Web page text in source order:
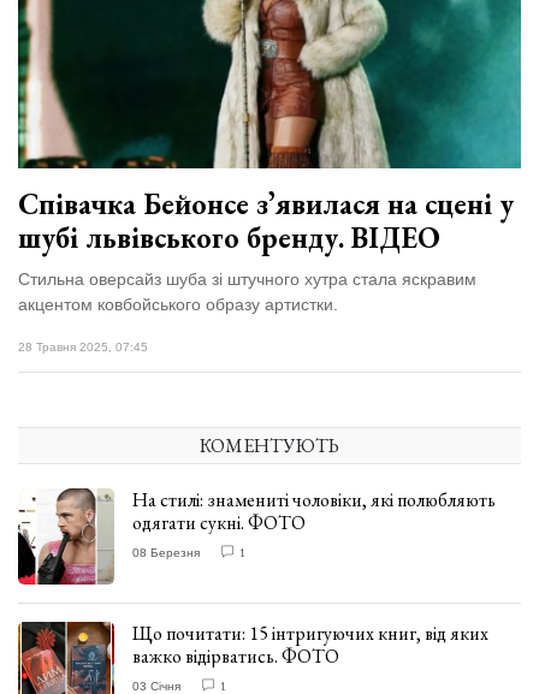
Спартакіада
29 Липня 2026
555 переглядів
Всі розділи
Персона
Лайф
Афіша
ZONE 18+
Контакти
Співачка Бейонсе зʼявилася на сцені у
шубі львівського бренду. ВІДЕО
Стильна оверсайз шуба зі штучного хутра стала яскравим
акцентом ковбойського образу артистки.
28 Травня 2025, 07:45
КОМЕНТУЮТЬ
На стилі: знамениті чоловіки, які полюбляють
одягати сукні. ФОТО
08 Березня 1
Що почитати: 15 інтригуючих книг, від яких
важко відірватись. ФОТО
03 Січня 1